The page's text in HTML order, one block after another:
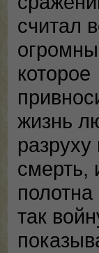
считал
которое
жизнь
разруху
смерть,
так